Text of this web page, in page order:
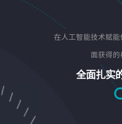
在人工智能技术赋
面获得的
全面扎实